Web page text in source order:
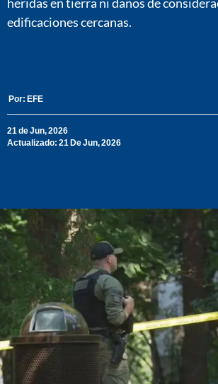
edificaciones cercanas.
Por: EFE
21 de Jun, 2026
Actualizado: 21 De Jun, 2026